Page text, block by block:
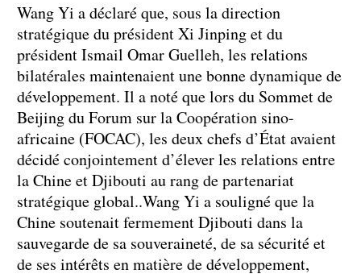
Wang Yi a déclaré que, sous la direction
stratégique du président Xi Jinping et du
président Ismail Omar Guelleh, les relations
bilatérales maintenaient une bonne dynamique de
développement. Il a noté que lors du Sommet de
Beijing du Forum sur la Coopération sino-
africaine (FOCAC), les deux chefs d’État avaient
décidé conjointement d’élever les relations entre
la Chine et Djibouti au rang de partenariat
stratégique global..Wang Yi a souligné que la
Chine soutenait fermement Djibouti dans la
sauvegarde de sa souveraineté, de sa sécurité et
de ses intérêts en matière de développement,